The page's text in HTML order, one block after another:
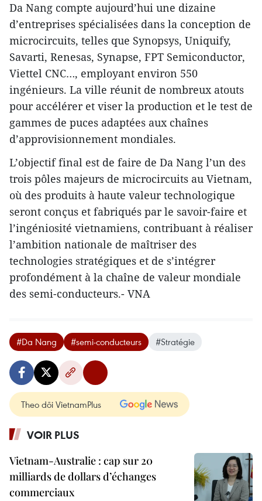
Da Nang compte aujourd’hui une dizaine
d’entreprises spécialisées dans la conception de
microcircuits, telles que Synopsys, Uniquify,
Savarti, Renesas, Synapse, FPT Semiconductor,
Viettel CNC…, employant environ 550
ingénieurs. La ville réunit de nombreux atouts
pour accélérer et viser la production et le test de
gammes de puces adaptées aux chaînes
d’approvisionnement mondiales.
L’objectif final est de faire de Da Nang l’un des
trois pôles majeurs de microcircuits au Vietnam,
où des produits à haute valeur technologique
seront conçus et fabriqués par le savoir-faire et
l’ingéniosité vietnamiens, contribuant à réaliser
l’ambition nationale de maîtriser des
technologies stratégiques et de s’intégrer
profondément à la chaîne de valeur mondiale
des semi-conducteurs.- VNA
#Da Nang #semi-conducteurs #Stratégie
Theo dõi VietnamPlus
VOIR PLUS
Vietnam-Australie : cap sur 20
milliards de dollars d’échanges
commerciaux